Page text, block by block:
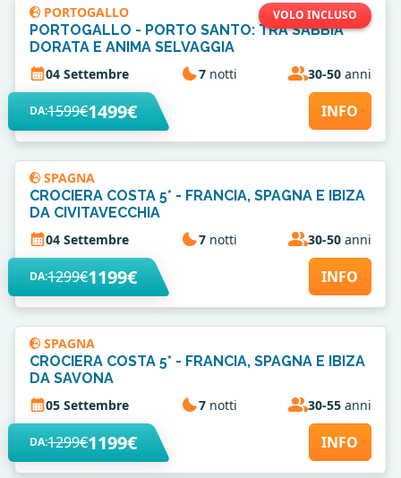
VOLO INCLUSO
PORTOGALLO
PORTOGALLO - PORTO SANTO: TRA SABBIA
DORATA E ANIMA SELVAGGIA
04 Settembre
7notti 30-50 anni
DA:1599€1499€ INFO
SPAGNA
CROCIERA COSTA 5* - FRANCIA, SPAGNA E IBIZA
DA CIVITAVECCHIA
04 Settembre
7notti 30-50 anni
DA:1299€1199€ INFO
SPAGNA
CROCIERA COSTA 5* - FRANCIA, SPAGNA E IBIZA
DA SAVONA
05 Settembre
7notti 30-55 anni
DA:1299€1199€ INFO